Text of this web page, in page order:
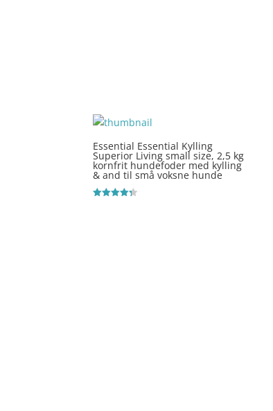
Essential Essential Kylling
Superior Living small size, 2,5 kg
kornfrit hundefoder med kylling
& and til små voksne hunde